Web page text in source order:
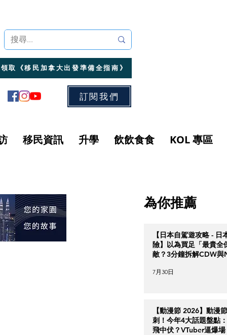
領取《移民加拿大出發準備全指南》
訂閱我們
移民資訊 升學 飲飲食食 KOL 專區
為你推薦
【日本自駕遊攻略 - 日
險】以為買足「最貴全
敵？3分鐘拆解CDW與
7月30日
【動漫節 2026】動漫
刺！今年4大話題盤點
飛中伏？VTuber逼爆場